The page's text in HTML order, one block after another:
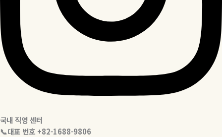
국내 직영 센터
📞대표 번호 +82-1688-9806